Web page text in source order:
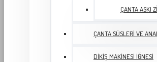
ÇANTA ASKI
ÇANTA SÜSLERI VE
DIKIŞ MAKINESI İĞNESI